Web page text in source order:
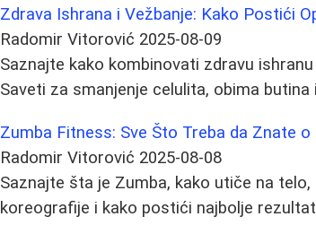
Zdrava Ishrana i Vežbanje: Kako Postići
Radomir Vitorović 2025-08-09
Saznajte kako kombinovati zdravu
Saveti za smanjenje celulita, obima butina
Zumba Fitness: Sve Što Treba da Znate
Radomir Vitorović 2025-08-08
Saznajte šta je Zumba, kako utiče na
koreografije i kako postići najbolje